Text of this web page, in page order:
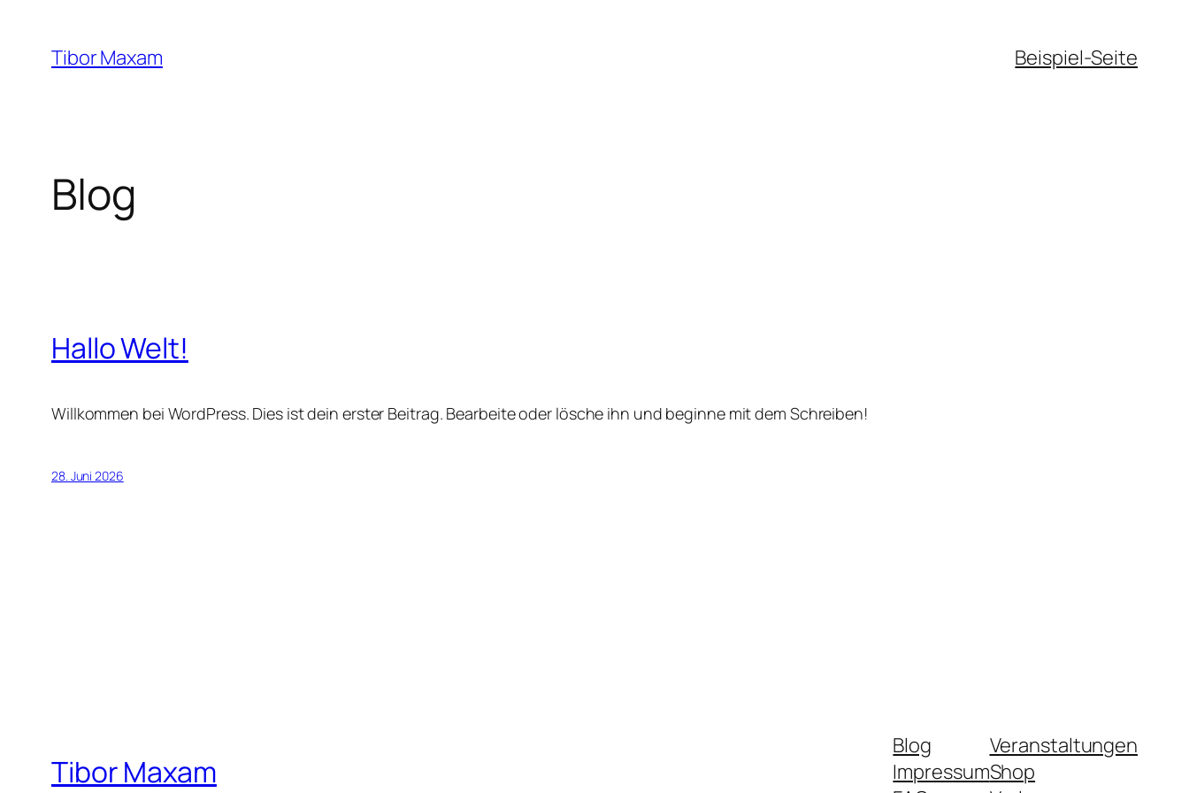
Inhalt
springen
Tibor Maxam Beispiel-Seite
Blog
Hallo Welt!
Willkommen bei WordPress. Dies ist dein erster Beitrag. Bearbeite oder lösche ihn und beginne mit dem Schreiben!
28. Juni 2026
Tibor Maxam
Blog
Impressum
Veranstaltungen
Shop